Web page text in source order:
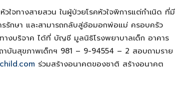
ใจทางสายสวน ในผู้ป่วยโรคหัวใจพิการแต่กำเนิด ที่มี
รรักษา และสามารถกลับสู่อ้อมอกพ่อแม่ ครอบครัว
างบริจาค ได้ที่ บัญชี มูลนิธิโรงพยาบาลเด็ก อาคาร
าบันสุขภาพเด็กฯ 981 – 9-94554 – 2 สอบถามราย
ร่วมสร้างอนาคตของชาติ สร้างอนาคต